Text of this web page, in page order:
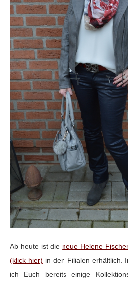
Ab heute ist die neue Helene
(klick hier) in den Filialen erhältlich.
ich Euch bereits einige